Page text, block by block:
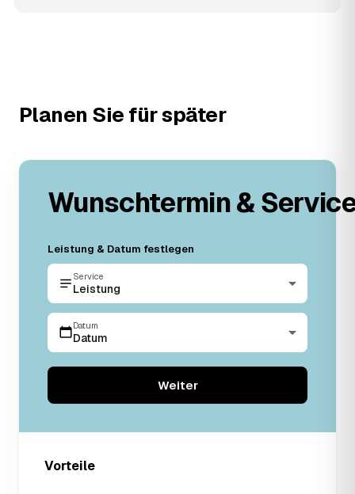
Planen Sie für später
Wunschtermin &
Leistung & Datum festlegen
Service
Leistung
Datum
Datum
Weiter
Vorteile